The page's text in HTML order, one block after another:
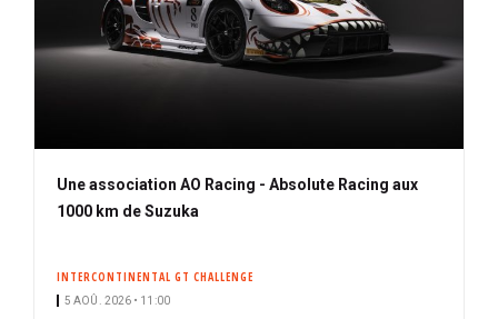
Une association AO Racing - Absolute Racing aux
1000 km de Suzuka
INTERCONTINENTAL GT CHALLENGE
5 AOÛ. 2026 • 11:00